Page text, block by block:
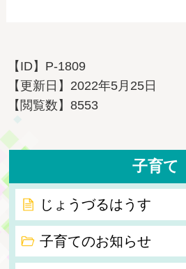
【ID】 P-1809
【更新日】 2022年5月25日
【閲覧数】8553
子育て
じょうづるはうす
子育てのお知らせ